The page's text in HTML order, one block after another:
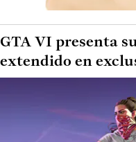
GTA VI presenta
extendido en